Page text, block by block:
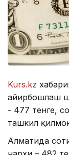
Kurs.kz
айирбошлаш
- 477 тенге,
ташкил
Алматида